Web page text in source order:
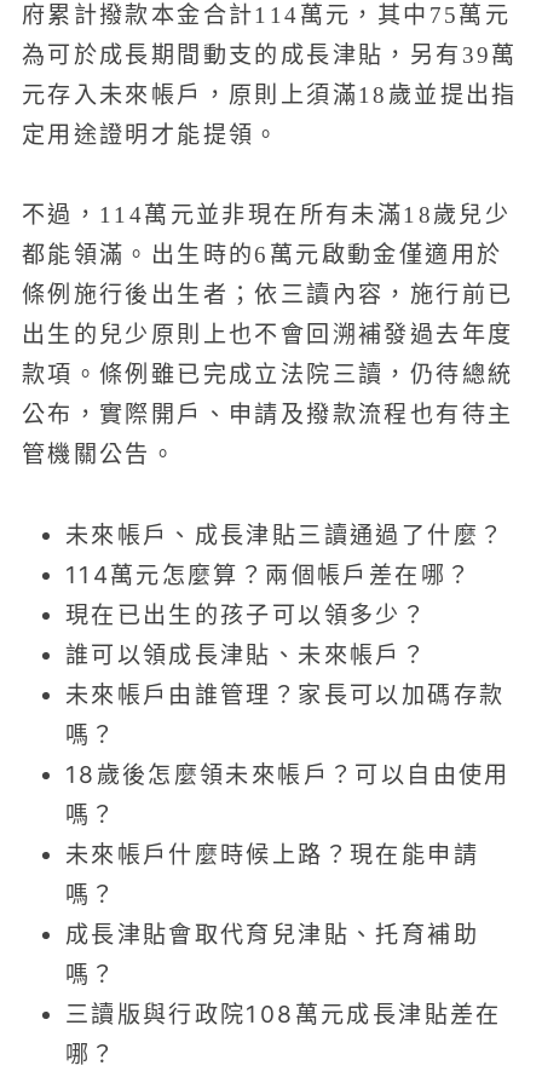
府累計撥款本金合計114萬元，其中75萬元
為可於成長期間動支的成長津貼，另有39萬
元存入未來帳戶，原則上須滿18歲並提出指
定用途證明才能提領。
不過，114萬元並非現在所有未滿18歲兒少
都能領滿。出生時的6萬元啟動金僅適用於
條例施行後出生者；依三讀內容，施行前已
出生的兒少原則上也不會回溯補發過去年度
款項。條例雖已完成立法院三讀，仍待總統
公布，實際開戶、申請及撥款流程也有待主
管機關公告。
未來帳戶、成長津貼三讀通過了什麼？
114萬元怎麼算？兩個帳戶差在哪？
現在已出生的孩子可以領多少？
誰可以領成長津貼、未來帳戶？
未來帳戶由誰管理？家長可以加碼存款
嗎？
18歲後怎麼領未來帳戶？可以自由使用
嗎？
未來帳戶什麼時候上路？現在能申請
嗎？
成長津貼會取代育兒津貼、托育補助
嗎？
三讀版與行政院108萬元成長津貼差在
哪？